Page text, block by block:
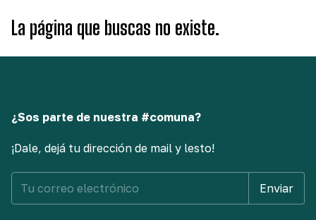
La página que buscas no existe.
¿Sos parte de nuestra #comuna?
¡Dale, dejá tu dirección de mail y lesto!